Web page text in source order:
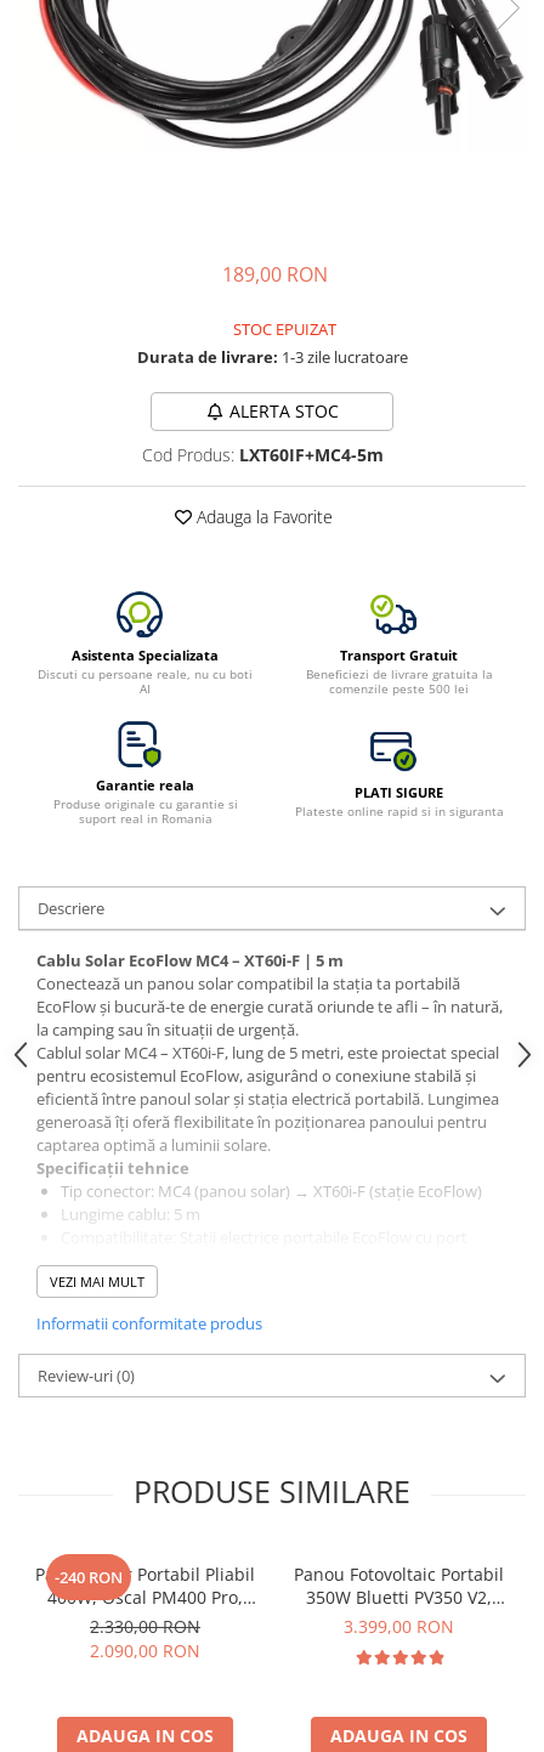
Acumulatori de stocare
Componente sisteme de balcon
189,00 RON
STOC EPUIZAT
Durata de livrare: 1-3 zile lucratoare
ALERTA STOC
Cod Produs: LXT60IF+MC4-5m
Adauga la Favorite
Asistenta Specializata
Discuti cu persoane reale, nu cu boti
AI
Transport Gratuit
Beneficiezi de livrare gratuita la
comenzile peste 500 lei
Garantie reala
Produse originale cu garantie si
suport real in Romania
PLATI SIGURE
Plateste online rapid si in siguranta
Descriere
Cablu Solar EcoFlow MC4 – XT60i-F | 5 m
Conectează un panou solar compatibil la stația ta portabilă
EcoFlow și bucură-te de energie curată oriunde te afli – în natură,
la camping sau în situații de urgență.
Cablul solar MC4 – XT60i-F, lung de 5 metri, este proiectat special
pentru ecosistemul EcoFlow, asigurând o conexiune stabilă și
eficientă între panoul solar și stația electrică portabilă. Lungimea
generoasă îți oferă flexibilitate în poziționarea panoului pentru
captarea optimă a luminii solare.
Specificații tehnice
Tip conector: MC4 (panou solar) → XT60i-F (stație EcoFlow)
Lungime cablu: 5 m
XT60i-F
Conținut pachet
VEZI MAI MULT
Informatii conformitate produs
Review-uri(0)
PRODUSE SIMILARE
-240 RON
Panou Solar Portabil Pliabil
400W, Oscal PM400 Pro,
Monocristalin, ETFE, IP67
2.330,00 RON
2.090,00 RON
ADAUGA IN COS
Panou Fotovoltaic Portabil
350W Bluetti PV350 V2,
Monocristalin, MC4, ETFE,
3.399,00 RON
ADAUGA IN COS